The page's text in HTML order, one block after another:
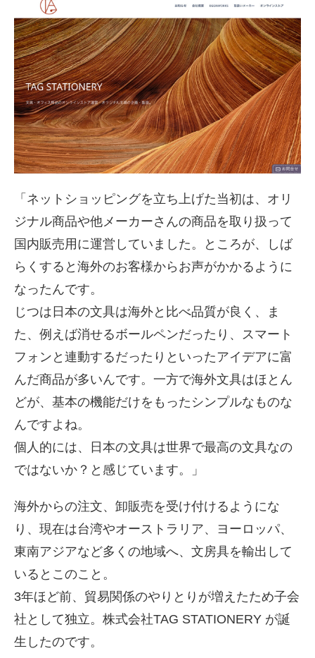
「ネットショッピングを立ち上げた当初は、オリ
ジナル商品や他メーカーさんの商品を取り扱って
国内販売用に運営していました。ところが、しば
らくすると海外のお客様からお声がかかるように
なったんです。
じつは日本の文具は海外と比べ品質が良く、ま
た、例えば消せるボールペンだったり、スマート
フォンと連動するだったりといったアイデアに富
んだ商品が多いんです。一方で海外文具はほとん
どが、基本の機能だけをもったシンプルなものな
んですよね。
個人的には、日本の文具は世界で最高の文具なの
ではないか？と感じています。」
海外からの注文、卸販売を受け付けるようにな
り、現在は台湾やオーストラリア、ヨーロッパ、
東南アジアなど多くの地域へ、文房具を輸出して
いるとこのこと。
3年ほど前、貿易関係のやりとりが増えたため子会
社として独立。株式会社TAG STATIONERY が誕
生したのです。